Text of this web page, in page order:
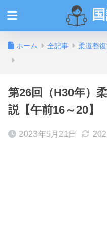
ホーム 全記事 柔道整
第26回（H30年）
説【午前16～20】
2023年5月21日